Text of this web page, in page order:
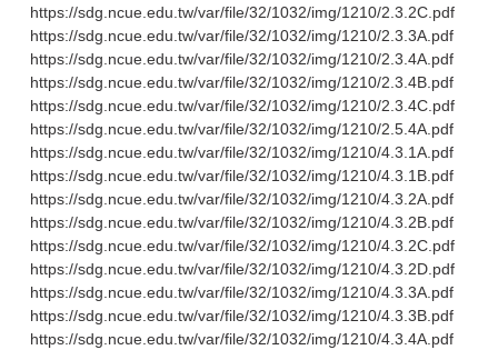
https://sdg.ncue.edu.tw/var/file/32/1032/img/1210/2.3.2C.pdf
https://sdg.ncue.edu.tw/var/file/32/1032/img/1210/2.3.3A.pdf
https://sdg.ncue.edu.tw/var/file/32/1032/img/1210/2.3.4A.pdf
https://sdg.ncue.edu.tw/var/file/32/1032/img/1210/2.3.4B.pdf
https://sdg.ncue.edu.tw/var/file/32/1032/img/1210/2.3.4C.pdf
https://sdg.ncue.edu.tw/var/file/32/1032/img/1210/2.5.4A.pdf
https://sdg.ncue.edu.tw/var/file/32/1032/img/1210/4.3.1A.pdf
https://sdg.ncue.edu.tw/var/file/32/1032/img/1210/4.3.1B.pdf
https://sdg.ncue.edu.tw/var/file/32/1032/img/1210/4.3.2A.pdf
https://sdg.ncue.edu.tw/var/file/32/1032/img/1210/4.3.2B.pdf
https://sdg.ncue.edu.tw/var/file/32/1032/img/1210/4.3.2C.pdf
https://sdg.ncue.edu.tw/var/file/32/1032/img/1210/4.3.2D.pdf
https://sdg.ncue.edu.tw/var/file/32/1032/img/1210/4.3.3A.pdf
https://sdg.ncue.edu.tw/var/file/32/1032/img/1210/4.3.3B.pdf
https://sdg.ncue.edu.tw/var/file/32/1032/img/1210/4.3.4A.pdf